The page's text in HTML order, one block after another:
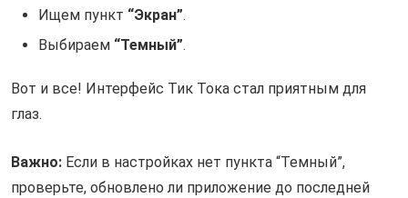
Ищем пункт “Экран”.
Выбираем “Темный”.
Вот и все! Интерфейс Тик Тока стал приятным для
глаз.
Важно: Если в настройках нет пункта “Темный”,
проверьте, обновлено ли приложение до последней